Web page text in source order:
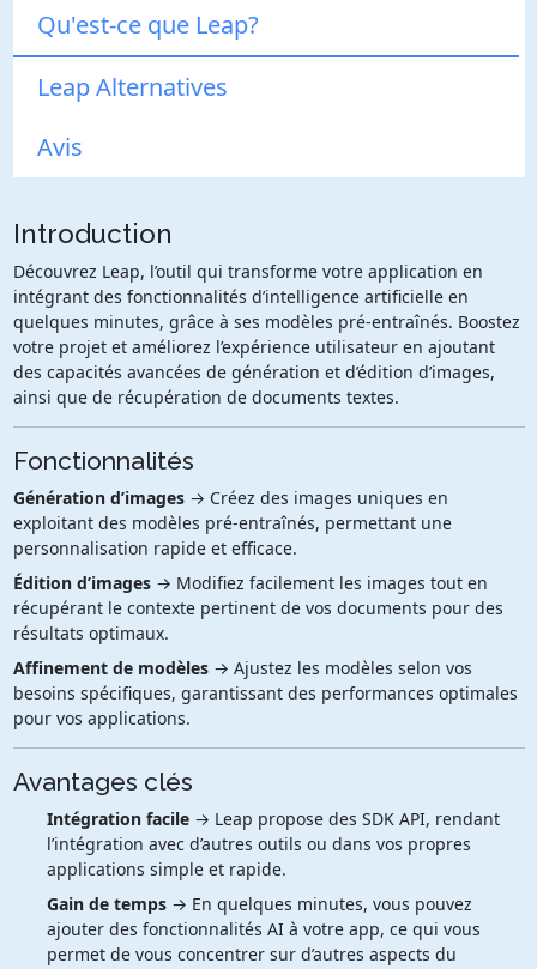
Qu'est-ce que Leap?
Leap Alternatives
Avis
Introduction
Découvrez Leap, l’outil qui transforme votre application en
intégrant des fonctionnalités d’intelligence artificielle en
quelques minutes, grâce à ses modèles pré-entraînés. Boostez
votre projet et améliorez l’expérience utilisateur en ajoutant
des capacités avancées de génération et d’édition d’images,
ainsi que de récupération de documents textes.
Fonctionnalités
Génération d’images→ Créez des images uniques en
exploitant des modèles pré-entraînés, permettant une
personnalisation rapide et efficace.
Édition d’images→ Modifiez facilement les images tout en
récupérant le contexte pertinent de vos documents pour des
résultats optimaux.
Affinement de modèles→ Ajustez les modèles selon vos
besoins spécifiques, garantissant des performances optimales
pour vos applications.
Avantages clés
Intégration facile→ Leap propose des SDK API, rendant
l’intégration avec d’autres outils ou dans vos propres
applications simple et rapide.
Gain de temps→ En quelques minutes, vous pouvez
ajouter des fonctionnalités AI à votre app, ce qui vous
permet de vous concentrer sur d’autres aspects du